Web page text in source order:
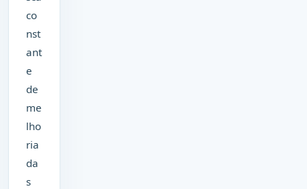
co
nst
ant
e
de
me
lho
ria
da
s